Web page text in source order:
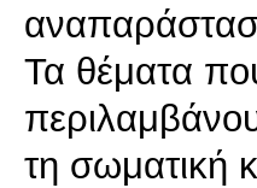
Τα θέματα
τη σωματική